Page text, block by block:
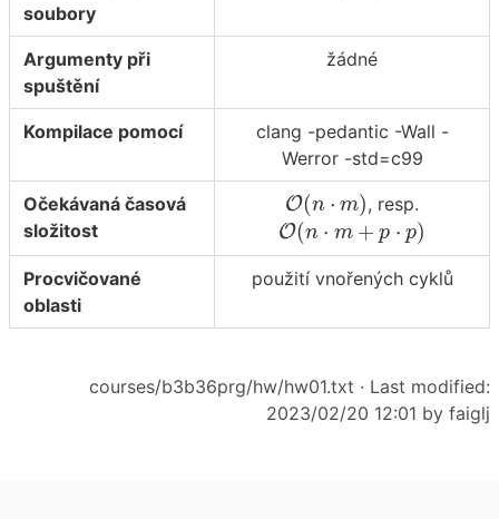
soubory
Argumenty při
spuštění
žádné
Kompilace pomocí
clang -pedantic -Wall -
Werror -std=c99
Očekávaná časová
složitost
O(n ⋅ m)
O(n
, resp.
O(n ⋅ m + p ⋅ p)
O(n p⋅
Procvičované
oblasti
použití vnořených cyklů
courses/b3b36prg/hw/hw01.txt · Last modified:
2023/02/20 12:01 by faiglj